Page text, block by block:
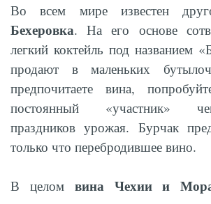
Во всем мире известен
Бехеровка. На его основе
легкий коктейль под названием
продают в маленьких
предпочитаете вина,
постоянный «участник»
праздников урожая. Бурчак
только что перебродившее вино.
В целом вина Чехии и